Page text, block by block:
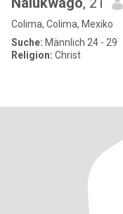
Colima, Colima, Mexiko
Suche: Männlich 24 - 29
Religion: Christ